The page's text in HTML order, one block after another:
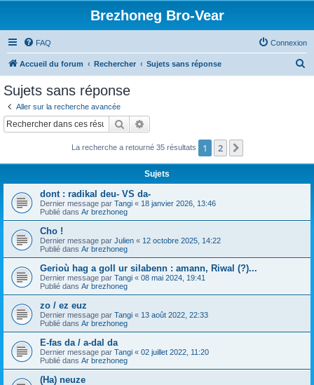
Brezhoneg Bro-Vear
FAQ Connexion
Accueil du forum Rechercher Sujets sans réponse
c
Sujets sans réponse
Aller sur la recherche avancée
Rechercher
La recherche a retourné 35 résultats 1 2
Sujets
dont : radikal deu- VS da-
Dernier message par Tangi « 18 janvier 2026, 13:46
Publié dans Ar brezhoneg
Cho !
Dernier message par Julien « 12 octobre 2025, 14:22
Publié dans Ar brezhoneg
Gerioù hag a goll ur silabenn : amann, Riwal (?)...
Dernier message par Tangi « 08 mai 2024, 19:41
Publié dans Ar brezhoneg
zo / ez euz
Dernier message par Tangi « 13 août 2022, 22:33
Publié dans Ar brezhoneg
E-fas da / a-dal da
Dernier message par Tangi « 02 juillet 2022, 11:20
Publié dans Ar brezhoneg
(Ha) neuze